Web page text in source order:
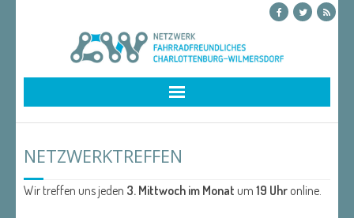
NETZWERKTREFFEN
Wir treffen uns jeden 3. Mittwoch im Monat um 19 Uhr online.